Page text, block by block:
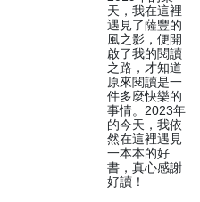
天，我在這裡
遇見了薩豐的
風之影，便開
啟了我的閱讀
之路，才知道
原來閱讀是一
件多麼快樂的
事情。2023年
的今天，我依
然在這裡遇見
一本本的好
書，真心感謝
好讀！